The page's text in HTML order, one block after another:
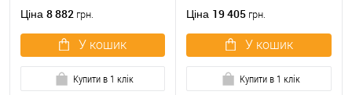
Ціна 8 882 грн.
У кошик
Купити в 1 клік
Ціна 19 405 грн.
У кошик
Купити в 1 клік